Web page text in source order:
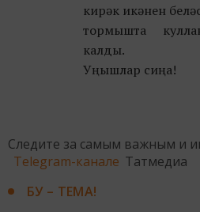
кирәк икәнен
тормышта
калды.
Уңышлар сиңа!
Следите за самым важным и
Telegram-канале Татмедиа
БУ – ТЕМА!